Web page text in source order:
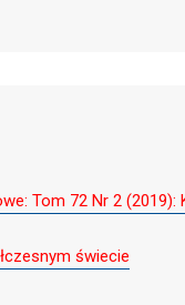
Tom 72 Nr 2
świecie